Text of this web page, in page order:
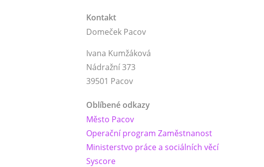
Kontakt
Domeček Pacov
Ivana Kumžáková
Nádražní 373
39501 Pacov
Oblíbené odkazy
Město Pacov
Operační program Zaměstnanost
Ministerstvo práce a sociálních věcí
Syscore